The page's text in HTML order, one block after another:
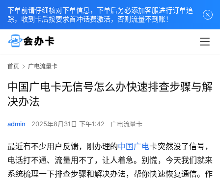
首页 广电流量卡
中国广电卡无信号怎么办快速排查步骤与解
决办法
admin 2025年8月31日 下午1:42 广电流量卡
最近有不少用户反馈，刚办理的中国广电卡突然没了信号，
电话打不通、流量用不了，让人着急。别慌，今天我们就来
系统梳理一下排查步骤和解决办法，帮你快速恢复通信。作
下单前请仔细核对下单信息，下单后务必添加客服进行订单追
踪，收到卡后按要求首冲话费激活，否则流量不到账！